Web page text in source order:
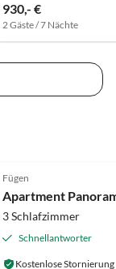
930,- €
2 Gäste / 7 Nächte
Fügen
Apartment
3 Schlafzimmer
Schnellantworter
Kostenlose Stornierung